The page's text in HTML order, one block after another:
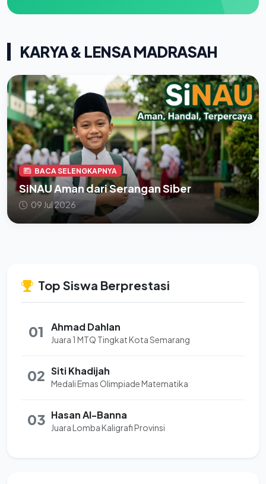
KARYA & LENSA MADRASAH
BACA SELENGKAPNYA
SiNAU Aman dari Serangan Siber
09 Jul 2026
Top Siswa Berprestasi
01 Ahmad Dahlan
Juara 1 MTQ Tingkat Kota Semarang
02 Siti Khadijah
Medali Emas Olimpiade Matematika
03 Hasan Al-Banna
Juara Lomba Kaligrafi Provinsi